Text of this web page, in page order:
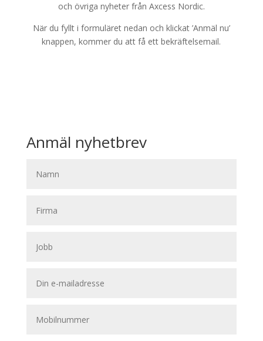
och övriga nyheter från Axcess Nordic.
När du fyllt i formuläret nedan och klickat ’Anmäl nu’
knappen, kommer du att få ett bekräftelsemail.
Anmäl nyhetbrev